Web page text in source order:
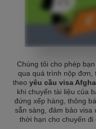
Chúng tôi cho phép
qua quá trình nộp đơn,
theo yêu cầu visa
khi chuyển tài liệu của
đứng xếp hàng, thông
sẵn sàng, đảm bảo visa
thời hạn cho chuyến đi